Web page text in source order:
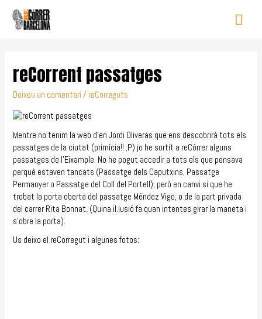
reCorrent passatges
Deixeu un comentari / reCorreguts
Mentre no tenim la web d’en Jordi Oliveras que ens descobrirà tots els
passatges de la ciutat (primícia!! ;P) jo he sortit a reCórrer alguns
passatges de l’Eixample. No he pogut accedir a tots els que pensava
perquè estaven tancats (Passatge dels Caputxins, Passatge
Permanyer o Passatge del Coll del Portell), però en canvi si que he
trobat la porta oberta del passatge Méndez Vigo, o de la part privada
del carrer Rita Bonnat. (Quina il.lusió fa quan intentes girar la maneta i
s’obre la porta).
Us deixo el reCorregut i algunes fotos: